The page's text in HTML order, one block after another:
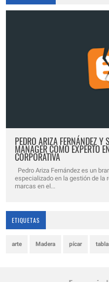
PEDRO ARIZA FERNÁNDEZ Y
MANAGER COMO EXPERTO
CORPORATIVA
Pedro Ariza Fernández es un
especializado en la gestión de la
marcas en el...
ETIQUETAS
arte Madera pícar